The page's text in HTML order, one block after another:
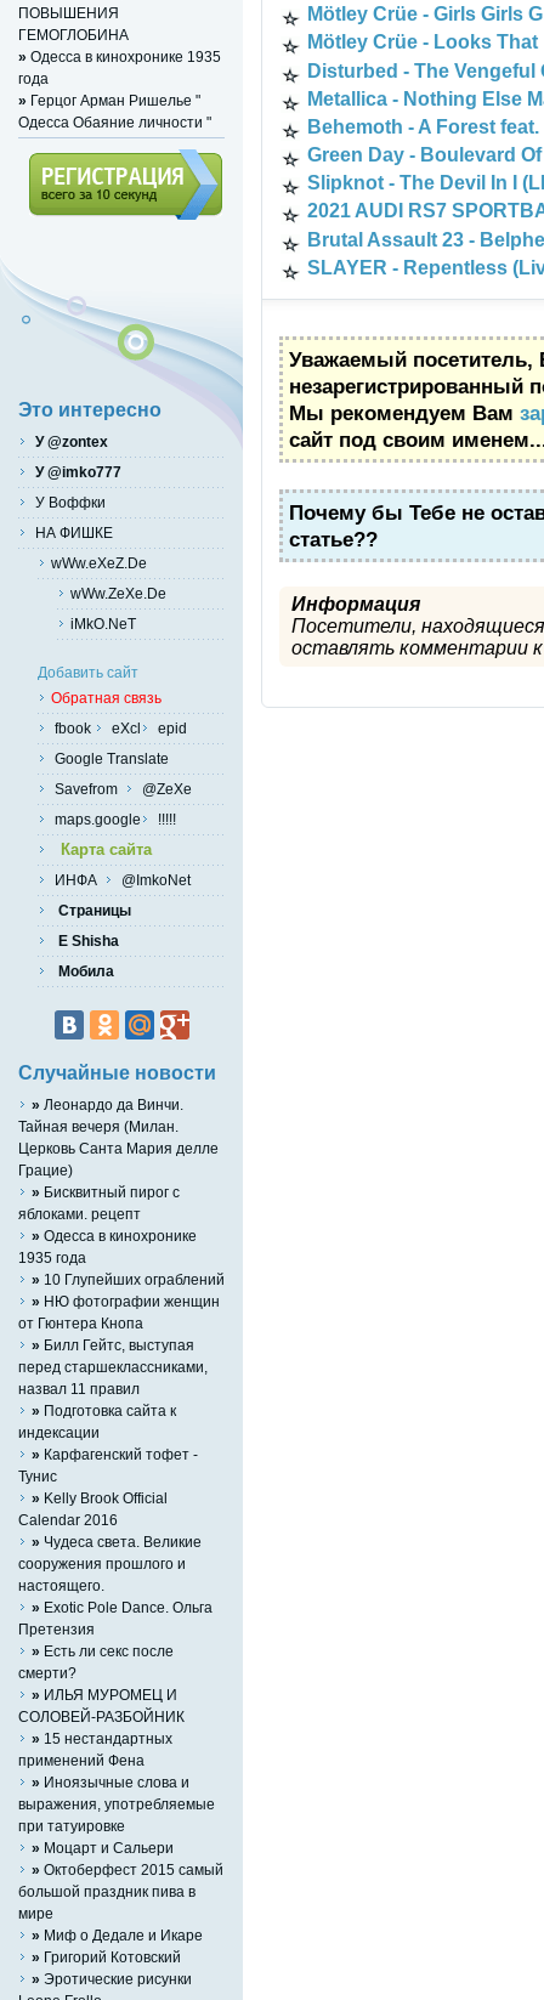
Mötley Crüe - Girls Girls
Mötley Crüe - Looks
Disturbed - The
Metallica - Nothing Else
Behemoth - A Forest
Green Day - Boulevard
Slipknot - The Devil In I
2021 AUDI RS7
Brutal Assault 23 -
SLAYER - Repentless
Уважаемый посетитель,
незарегистрированный
Мы рекомендуем Вам
сайт под своим
Почему бы Тебе не
статье??
Информация
Посетители,
оставлять комментарии к
ПОВЫШЕНИЯ
ГЕМОГЛОБИНА
» Одесса в кинохронике 1935
года
» Герцог Арман Ришелье "
Одесса Обаяние личности "
Это интересно
У @zontex
У @imko777
У Воффки
НА ФИШКЕ
wWw.eXeZ.De
wWw.ZeXe.De
iMkO.NeT
Добавить сайт
Обратная связь
fbook
eXcl
epid
Google Translate
Savefrom
@ZeXe
maps.google
!!!!!
Карта сайта
ИНФА
@ImkoNet
Страницы
E Shisha
Мобила
Случайные новости
» Леонардо да Винчи.
Тайная вечеря (Милан.
Церковь Санта Мария делле
Грацие)
» Бисквитный пирог с
яблоками. рецепт
» Одесса в кинохронике
1935 года
» 10 Глупейших ограблений
» НЮ фотографии женщин
от Гюнтера Кнопа
» Билл Гейтс, выступая
перед старшеклассниками,
назвал 11 правил
» Подготовка сайта к
индексации
» Карфагенский тофет -
Тунис
» Kelly Brook Official
Calendar 2016
» Чудеса света. Великие
сооружения прошлого и
настоящего.
» Exotic Pole Dance. Ольга
Претензия
» Есть ли секс после
смерти?
» ИЛЬЯ МУРОМЕЦ И
СОЛОВЕЙ-РАЗБОЙНИК
» 15 нестандартных
применений Фена
» Иноязычные слова и
выражения, употребляемые
при татуировке
» Моцарт и Сальери
» Октоберфест 2015 самый
большой праздник пива в
мире
» Миф о Дедале и Икаре
» Григорий Котовский
» Эротические рисунки